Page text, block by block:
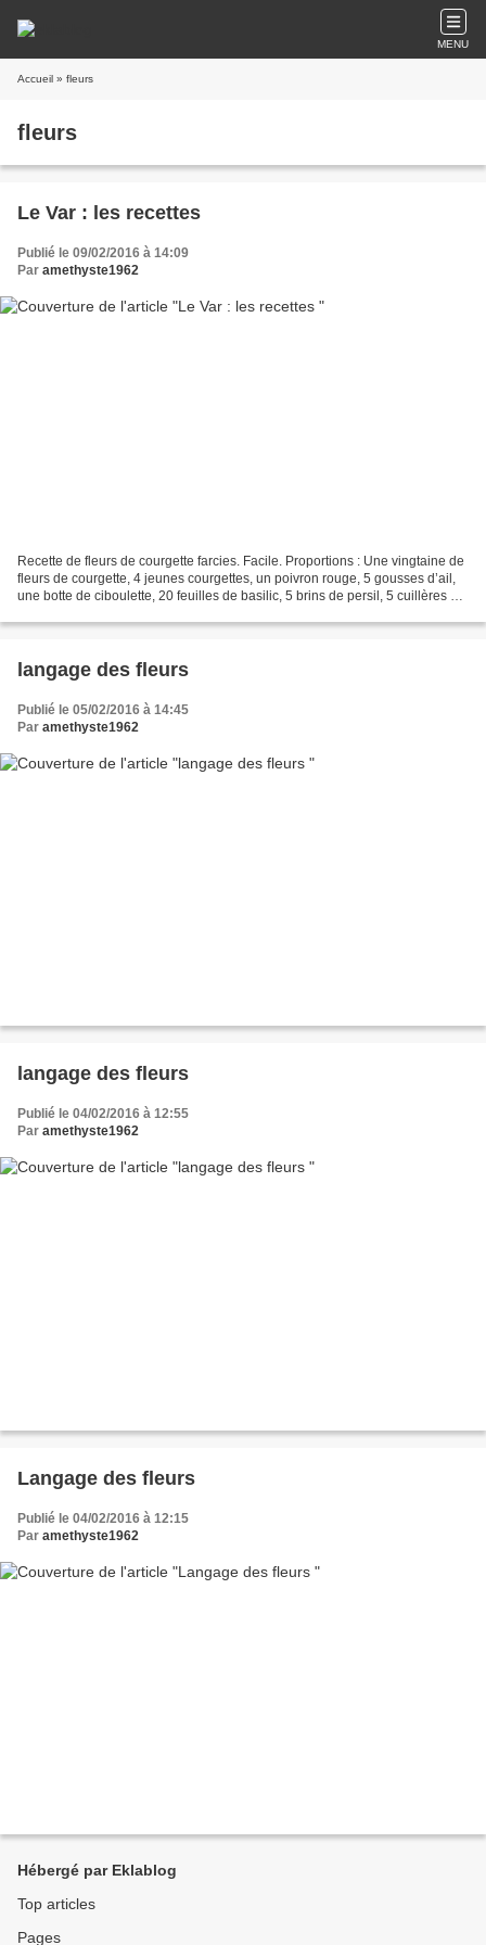
MENU
Accueil » fleurs
fleurs
Le Var : les recettes
Publié le 09/02/2016 à 14:09
Par amethyste1962
Recette de fleurs de courgette farcies. Facile. Proportions : Une vingtaine de
fleurs de courgette, 4 jeunes courgettes, un poivron rouge, 5 gousses d’ail,
une botte de ciboulette, 20 feuilles de basilic, 5 brins de persil, 5 cuillères à
langage des fleurs
Publié le 05/02/2016 à 14:45
Par amethyste1962
langage des fleurs
Publié le 04/02/2016 à 12:55
Par amethyste1962
Langage des fleurs
Publié le 04/02/2016 à 12:15
Par amethyste1962
Hébergé par Eklablog
Top articles
Pages